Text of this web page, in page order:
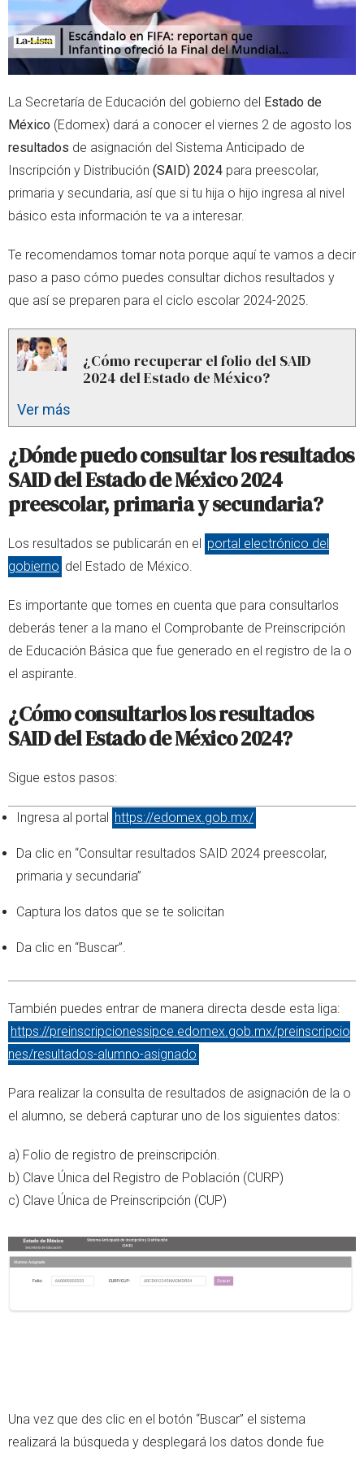
La Secretaría de Educación del gobierno del Estado de
México (Edomex) dará a conocer el viernes 2 de agosto los
resultados de asignación del Sistema Anticipado de
Inscripción y Distribución (SAID) 2024 para preescolar,
primaria y secundaria, así que si tu hija o hijo ingresa al nivel
básico esta información te va a interesar.
Te recomendamos tomar nota porque aquí te vamos a decir
paso a paso cómo puedes consultar dichos resultados y
que así se preparen para el ciclo escolar 2024-2025.
¿Cómo recuperar el folio del SAID
2024 del Estado de México?
Ver más
¿Dónde puedo consultar los resultados
SAID del Estado de México 2024
preescolar, primaria y secundaria?
Los resultados se publicarán en el
portal electrónico del
gobierno del Estado de México.
Es importante que tomes en cuenta que para consultarlos
deberás tener a la mano el Comprobante de Preinscripción
de Educación Básica que fue generado en el registro de la o
el aspirante.
¿Cómo consultarlos los resultados
SAID del Estado de México 2024?
Sigue estos pasos:
Ingresa al portal https://edomex.gob.mx/
Da clic en “Consultar resultados SAID 2024 preescolar,
primaria y secundaria”
Captura los datos que se te solicitan
Da clic en “Buscar”.
También puedes entrar de manera directa desde esta liga:
https://preinscripcionessipce.edomex.gob.mx/preinscripcio
nes/resultados-alumno-asignado
Para realizar la consulta de resultados de asignación de la o
el alumno, se deberá capturar uno de los siguientes datos:
a) Folio de registro de preinscripción.
b) Clave Única del Registro de Población (CURP)
c) Clave Única de Preinscripción (CUP)
Una vez que des clic en el botón “Buscar” el sistema
realizará la búsqueda y desplegará los datos donde fue